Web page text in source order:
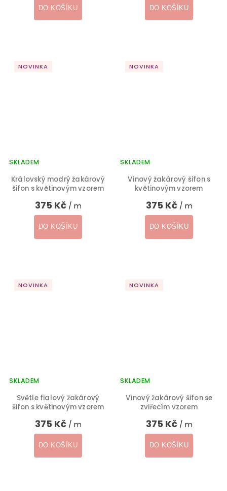
DO KOŠÍKU DO KOŠÍKU
NOVINKA
Královský modrý žakárový
šifon s květinovým vzorem
SKLADEM
375 Kč / m
DO KOŠÍKU
NOVINKA
Vínový žakárový šifon s
květinovým vzorem
SKLADEM
375 Kč / m
DO KOŠÍKU
NOVINKA
Světle fialový žakárový
šifon s květinovým vzorem
SKLADEM
375 Kč / m
DO KOŠÍKU
NOVINKA
Vínový žakárový šifon se
zviřecím vzorem
SKLADEM
375 Kč / m
DO KOŠÍKU